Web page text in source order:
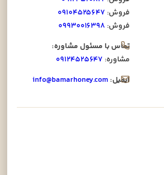
فروش: ۰۹۱۰۴۵۲۵۶۴۷
فروش: ۰۹۹۳۰۰۱۶۳۹۸
تماس با مسئول مشاوره:
مشاوره: ۰۹۱۲۴۵۲۵۶۴۷
ایمیل: info@bamarhoney.com